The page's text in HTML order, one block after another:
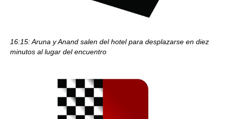
16:15: Aruna y Anand salen del hotel para desplazarse en diez
minutos al lugar del encuentro